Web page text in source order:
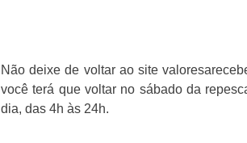
Não deixe de voltar ao site
você terá que voltar no sábado da
dia, das 4h às 24h.